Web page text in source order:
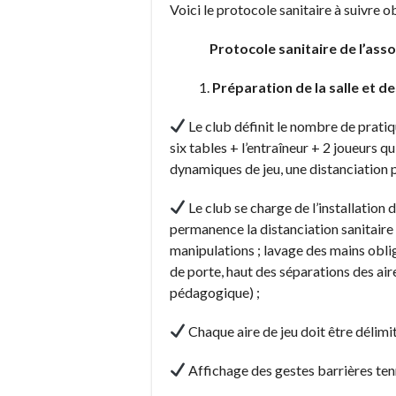
Voici le protocole sanitaire à suivre
Protocole sanitaire de
Préparation de la salle et
Le club définit le nombre de
six tables + l’entraîneur + 2 joueurs
dynamiques de jeu, une
Le club se charge de l’installation
permanence la distanciation
manipulations ; lavage des mains
de porte, haut des séparations des
pédagogique) ;
Chaque aire de jeu doit être
Affichage des gestes barrières